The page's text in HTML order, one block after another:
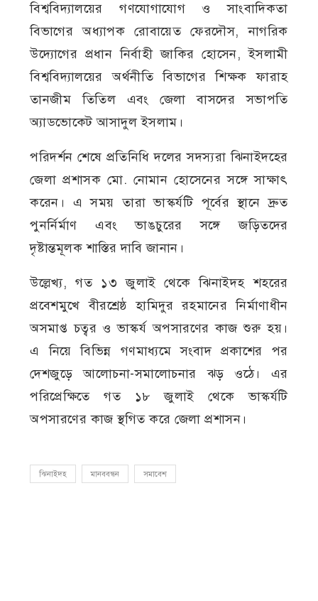
বিশ্ববিদ্যালয়ের গণযোগাযোগ ও সাংবাদিকতা
বিভাগের অধ্যাপক রোবায়েত ফেরদৌস, নাগরিক
উদ্যোগের প্রধান নির্বাহী জাকির হোসেন, ইসলামী
বিশ্ববিদ্যালয়ের অর্থনীতি বিভাগের শিক্ষক ফারাহ
তানজীম তিতিল এবং জেলা বাসদের সভাপতি
অ্যাডভোকেট আসাদুল ইসলাম।
পরিদর্শন শেষে প্রতিনিধি দলের সদস্যরা ঝিনাইদহের
জেলা প্রশাসক মো. নোমান হোসেনের সঙ্গে সাক্ষাৎ
করেন। এ সময় তারা ভাস্কর্যটি পূর্বের স্থানে দ্রুত
পুনর্নির্মাণ এবং ভাঙচুরের সঙ্গে জড়িতদের
দৃষ্টান্তমূলক শাস্তির দাবি জানান।
উল্লেখ্য, গত ১৩ জুলাই থেকে ঝিনাইদহ শহরের
প্রবেশমুখে বীরশ্রেষ্ঠ হামিদুর রহমানের নির্মাণাধীন
অসমাপ্ত চত্বর ও ভাস্কর্য অপসারণের কাজ শুরু হয়।
এ নিয়ে বিভিন্ন গণমাধ্যমে সংবাদ প্রকাশের পর
দেশজুড়ে আলোচনা-সমালোচনার ঝড় ওঠে। এর
পরিপ্রেক্ষিতে গত ১৮ জুলাই থেকে ভাস্কর্যটি
অপসারণের কাজ স্থগিত করে জেলা প্রশাসন।
ঝিনাইদহ মানববন্ধন সমাবেশ